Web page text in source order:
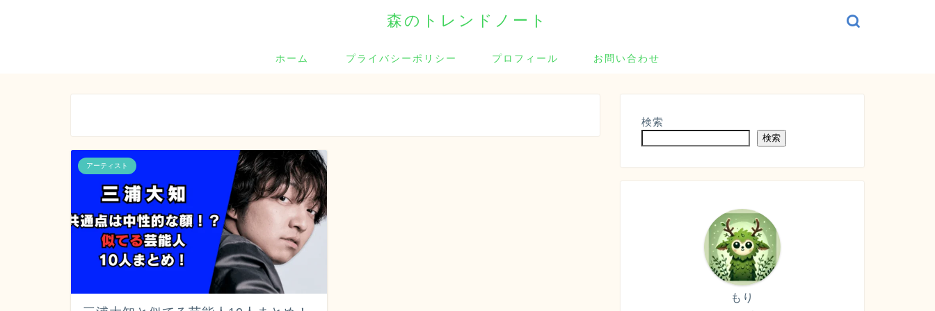
森のトレンドノート
ホーム プライバシーポリシー プロフィール お問い合わせ
アーティスト
検索
検索
もり